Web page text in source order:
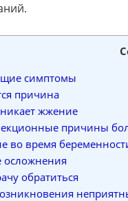
симптомы
причина
жжение
причины
во время
обратиться